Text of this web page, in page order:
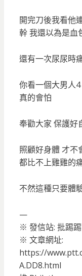
開完刀後我看他
幹 我還以為是血
還有一次尿尿時
你看一個大男人
真的會怕
奉勸大家 保護好
照顧好身體 才不
都比不上雞雞的
不然這種只要體
—
※ 發信站: 批踢
※ 文章網址:
https://
A.DD8.html